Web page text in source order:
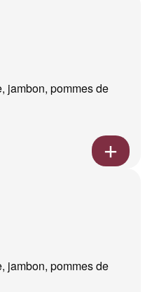
jambon, pommes de
jambon, pommes de